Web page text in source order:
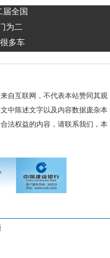
全国
为二
多车
自互联网，不代表本站赞同其观
中陈述文字以及内容数据庞杂本
法权益的内容，请联系我们，本